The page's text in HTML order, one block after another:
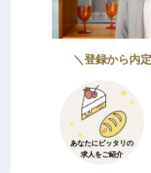
＼登録から内
あなたにピッタリの
求人をご紹介